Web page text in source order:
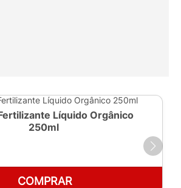
Líquido Orgânico
250ml
COMPRAR